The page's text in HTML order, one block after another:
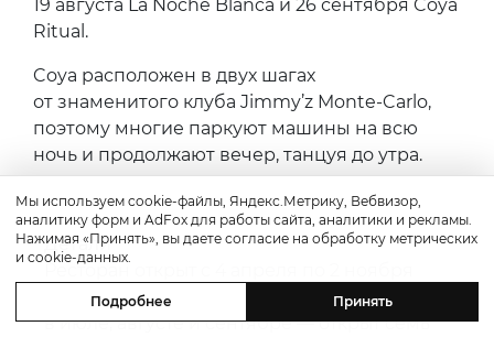
19 августа La Noche Blanca и 26 сентября Coya
Ritual.
Coya расположен в двух шагах
от знаменитого клуба Jimmy’z Monte-Carlo,
поэтому многие паркуют машины на всю
ночь и продолжают вечер, танцуя до утра.
Детали
Ресторан открыт с 4 апреля по 2 ноября
2019 года. В июне закрыт по вторникам,
в июле, августе и сентябре — открыт семь
Мы используем cookie-файлы, Яндекс.Метрику, Вебвизор,
аналитику форм и AdFox для работы сайта, аналитики и рекламы.
Нажимая «Принять», вы даете согласие на обработку метрических
и cookie-данных.
Подробнее Принять